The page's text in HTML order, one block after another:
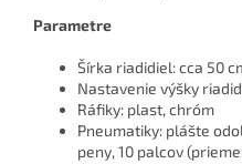
Parametre
Šírka riadidiel: cca 50
Nastavenie výšky
Ráfiky: plast, chróm
Pneumatiky: plášte
peny, 10 palcov